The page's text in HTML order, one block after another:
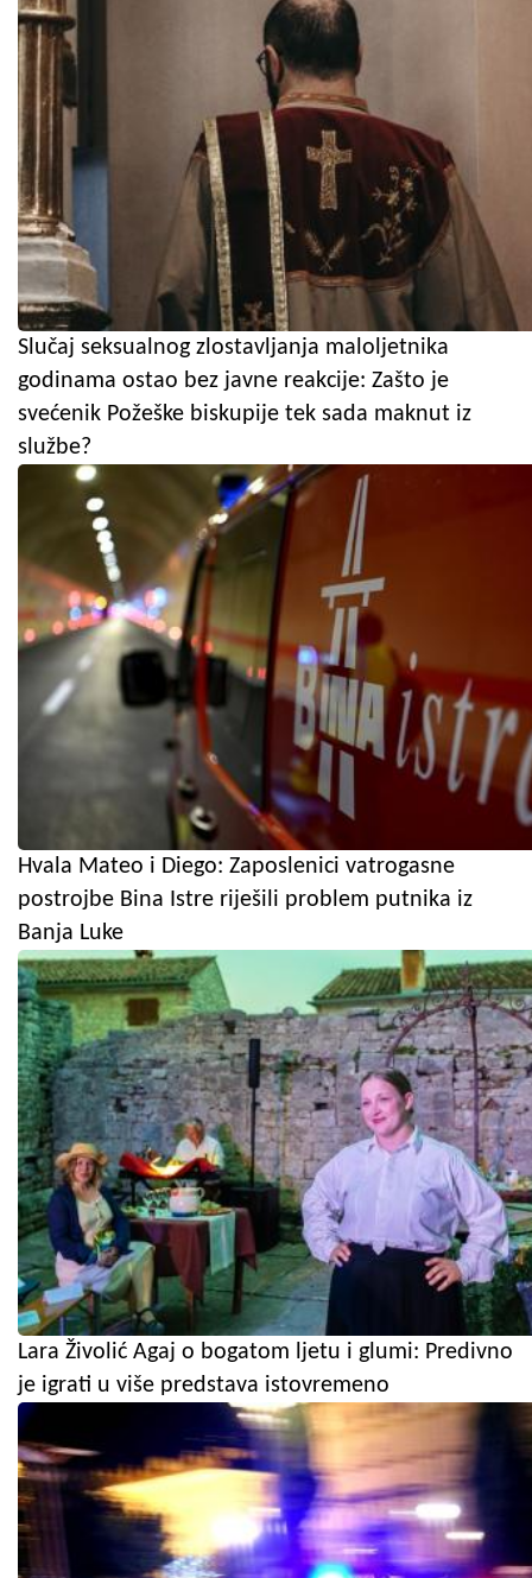
Slučaj seksualnog zlostavljanja maloljetnika
godinama ostao bez javne reakcije: Zašto je
svećenik Požeške biskupije tek sada maknut iz
službe?
Hvala Mateo i Diego: Zaposlenici vatrogasne
postrojbe Bina Istre riješili problem putnika iz
Banja Luke
Lara Živolić Agaj o bogatom ljetu i glumi: Predivno
je igrati u više predstava istovremeno